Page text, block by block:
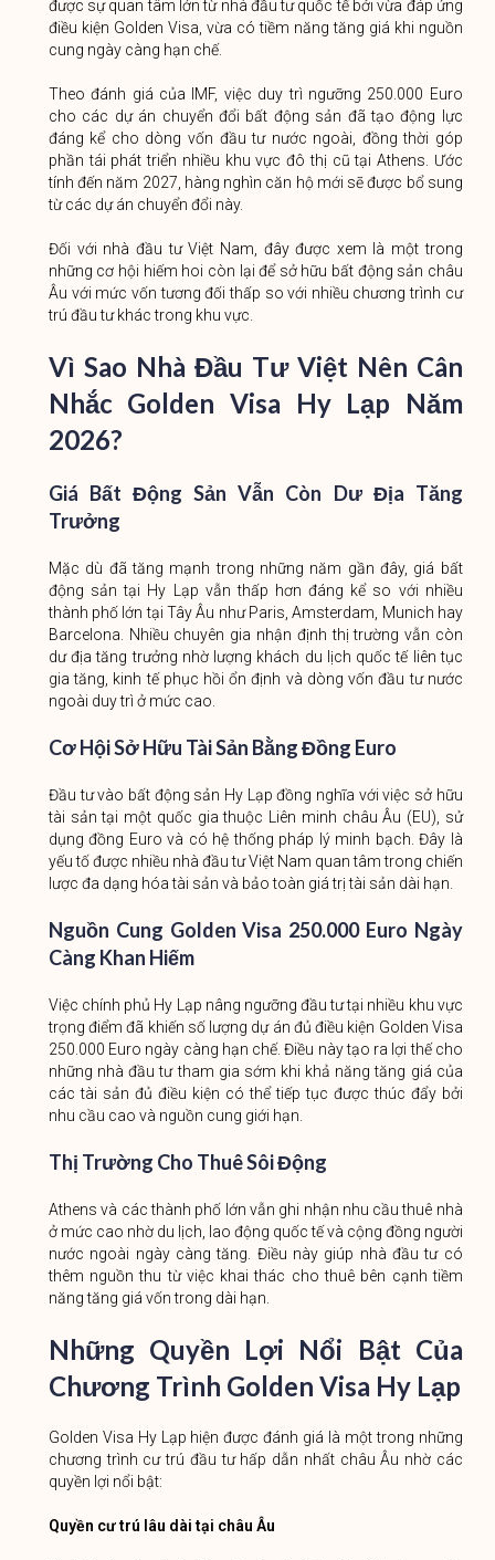
được sự quan tâm lớn từ nhà đầu tư quốc tế bởi vừa đáp ứng
điều kiện Golden Visa, vừa có tiềm năng tăng giá khi nguồn
cung ngày càng hạn chế.
Theo đánh giá của IMF, việc duy trì ngưỡng 250.000 Euro
cho các dự án chuyển đổi bất động sản đã tạo động lực
đáng kể cho dòng vốn đầu tư nước ngoài, đồng thời góp
phần tái phát triển nhiều khu vực đô thị cũ tại Athens. Ước
tính đến năm 2027, hàng nghìn căn hộ mới sẽ được bổ sung
từ các dự án chuyển đổi này.
Đối với nhà đầu tư Việt Nam, đây được xem là một trong
những cơ hội hiếm hoi còn lại để sở hữu bất động sản châu
Âu với mức vốn tương đối thấp so với nhiều chương trình cư
trú đầu tư khác trong khu vực.
Vì Sao Nhà Đầu Tư Việt Nên Cân
Nhắc Golden Visa Hy Lạp Năm
2026?
Giá Bất Động Sản Vẫn Còn Dư Địa Tăng
Trưởng
Mặc dù đã tăng mạnh trong những năm gần đây, giá bất
động sản tại Hy Lạp vẫn thấp hơn đáng kể so với nhiều
thành phố lớn tại Tây Âu như Paris, Amsterdam, Munich hay
Barcelona. Nhiều chuyên gia nhận định thị trường vẫn còn
dư địa tăng trưởng nhờ lượng khách du lịch quốc tế liên tục
gia tăng, kinh tế phục hồi ổn định và dòng vốn đầu tư nước
ngoài duy trì ở mức cao.
Cơ Hội Sở Hữu Tài Sản Bằng Đồng Euro
Đầu tư vào bất động sản Hy Lạp đồng nghĩa với việc sở hữu
tài sản tại một quốc gia thuộc Liên minh châu Âu (EU), sử
dụng đồng Euro và có hệ thống pháp lý minh bạch. Đây là
yếu tố được nhiều nhà đầu tư Việt Nam quan tâm trong chiến
lược đa dạng hóa tài sản và bảo toàn giá trị tài sản dài hạn.
Nguồn Cung Golden Visa 250.000 Euro Ngày
Càng Khan Hiếm
Việc chính phủ Hy Lạp nâng ngưỡng đầu tư tại nhiều khu vực
trọng điểm đã khiến số lượng dự án đủ điều kiện Golden Visa
250.000 Euro ngày càng hạn chế. Điều này tạo ra lợi thế cho
những nhà đầu tư tham gia sớm khi khả năng tăng giá của
các tài sản đủ điều kiện có thể tiếp tục được thúc đẩy bởi
nhu cầu cao và nguồn cung giới hạn.
Thị Trường Cho Thuê Sôi Động
Athens và các thành phố lớn vẫn ghi nhận nhu cầu thuê nhà
ở mức cao nhờ du lịch, lao động quốc tế và cộng đồng người
nước ngoài ngày càng tăng. Điều này giúp nhà đầu tư có
thêm nguồn thu từ việc khai thác cho thuê bên cạnh tiềm
năng tăng giá vốn trong dài hạn.
Những Quyền Lợi Nổi Bật Của
Chương Trình Golden Visa Hy Lạp
Golden Visa Hy Lạp hiện được đánh giá là một trong những
chương trình cư trú đầu tư hấp dẫn nhất châu Âu nhờ các
quyền lợi nổi bật:
Quyền cư trú lâu dài tại châu Âu